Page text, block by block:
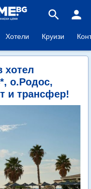
search person
Хотели Круизи
хотел
о.Родос,
и трансфер!